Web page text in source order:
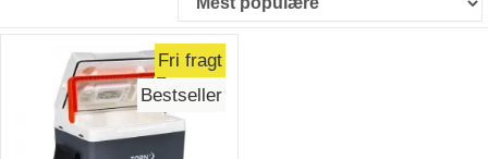
Fri fragt
Bestseller